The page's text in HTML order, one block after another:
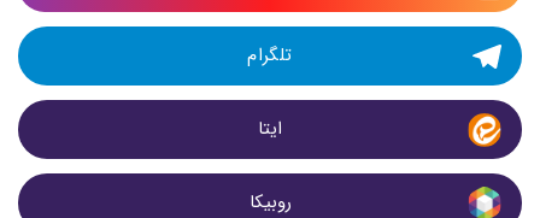
تلگرام
ایتا
روبیکا